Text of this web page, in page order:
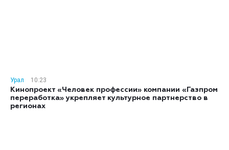
Урал
10:23
Кинопроект «Человек профессии» компании «Газпром
переработка» укрепляет культурное партнерство в
регионах